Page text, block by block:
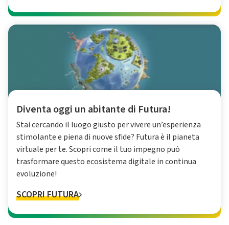
Diventa oggi un abitante di Futura!
Stai cercando il luogo giusto per vivere un’esperienza
stimolante e piena di nuove sfide? Futura è il pianeta
virtuale per te. Scopri come il tuo impegno può
trasformare questo ecosistema digitale in continua
evoluzione!
SCOPRI FUTURA